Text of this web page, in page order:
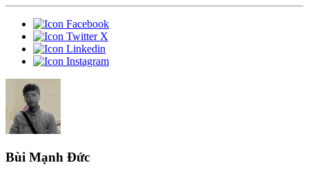
Bùi Mạnh Đức